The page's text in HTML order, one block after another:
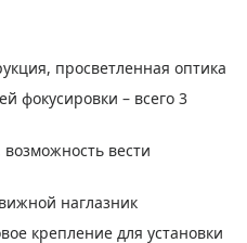
просветленная оптика
фокусировки – всего 3
вести
наглазник
крепление для установки